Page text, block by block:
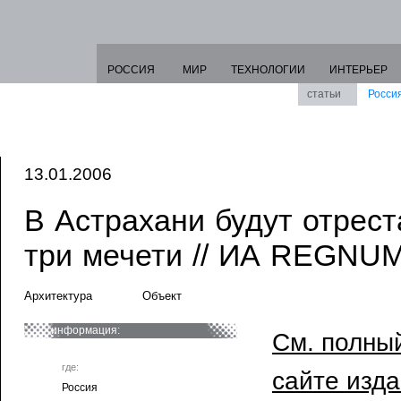
РОССИЯ МИР ТЕХНОЛОГИИ
ИНТЕРЬЕР
статьи
13.01.2006
В Астрахани будут
три мечети // ИА
Архитектура Объект
информация:
где:
Россия
См.
сайте